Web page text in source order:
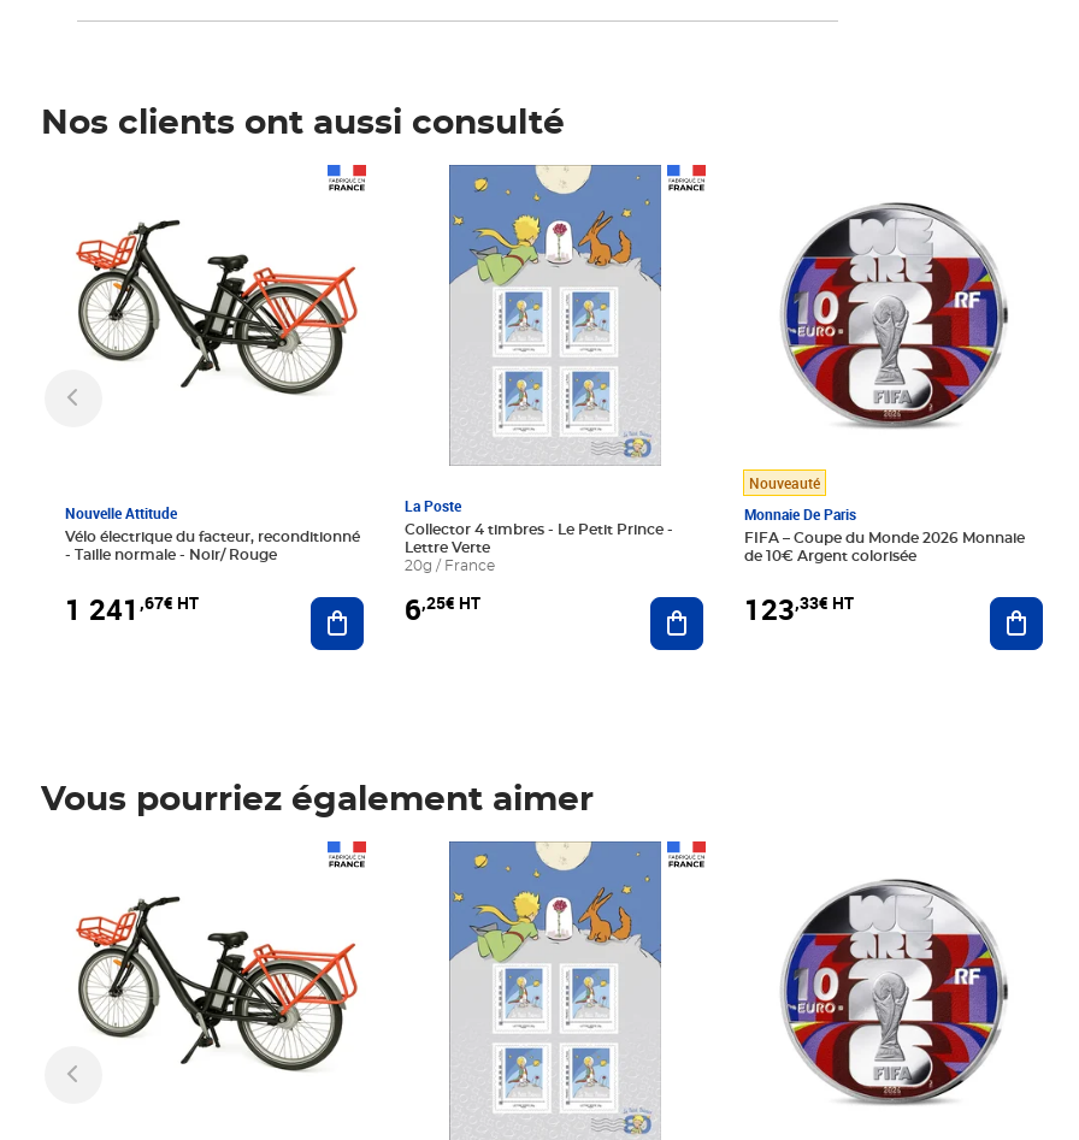
Nos clients ont aussi consulté
Nouvelle Attitude
Vélo électrique du facteur, reconditionné
- Taille normale - Noir/ Rouge
1 241 ,67€ HT Ajouter au panier
La Poste
Collector 4 timbres - Le Petit Prince -
Lettre Verte
20g / France
6,25€ HT
Prix 6,25€ HT
Ajouter au panier
Nouveauté
Monnaie De Paris
FIFA – Coupe du Monde 2026 Monnaie
de 10€ Argent colorisée
123,33€ HT
Vous pourriez également aimer
Prix 6,25€ HT